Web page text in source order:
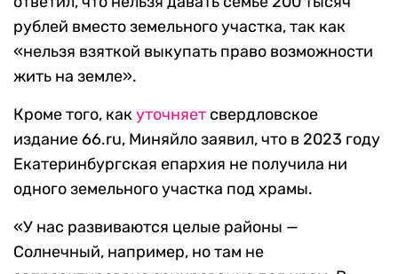
рублей вместо земельного участка, так как
«нельзя взяткой выкупать право возможности
жить на земле».
Кроме того, какуточняет свердловское
издание 66.ru, Миняйло заявил, что в 2023 году
Екатеринбургская епархия не получила ни
одного земельного участка под храмы.
«У нас развиваются целые районы —
Солнечный, например, но там не